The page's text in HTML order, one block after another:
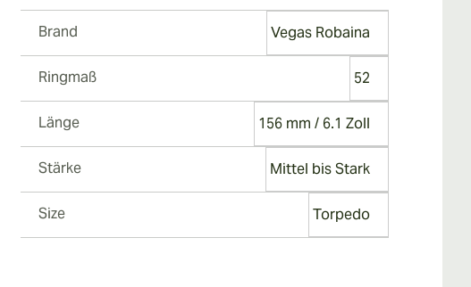
Brand Vegas Robaina
Ringmaß 52
Länge 156 mm / 6.1 Zoll
Stärke Mittel bis Stark
Size Torpedo